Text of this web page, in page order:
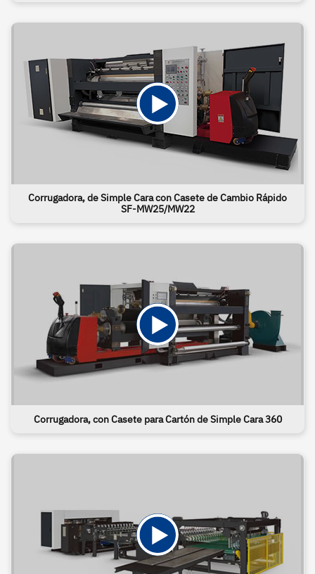
Corrugadora, de Simple Cara con Casete de Cambio Rápido
SF-MW25/MW22
Corrugadora, con Casete para Cartón de Simple Cara 360